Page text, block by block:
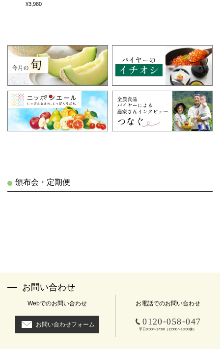
¥3,980
頒布会・定期便
お問い合わせ
Webでのお問い合わせ
お問い合わせフォーム
お電話でのお問い合わせ
0120-058-047
平日9:00〜17:00（12:00〜13:00休）